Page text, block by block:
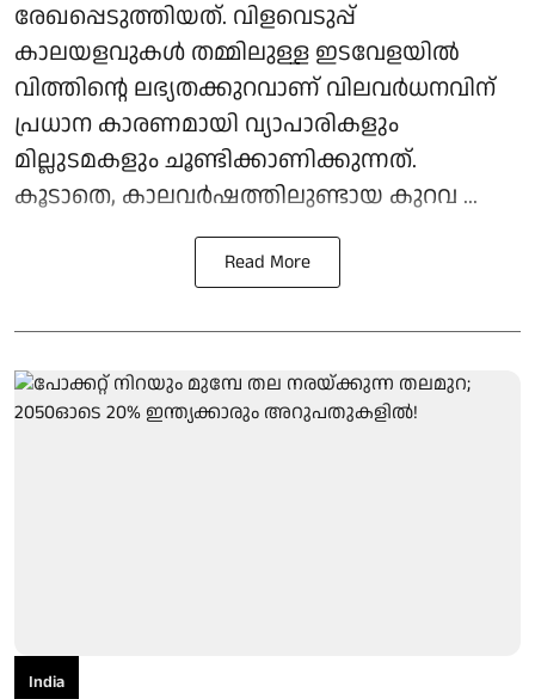
രേഖപ്പെടുത്തിയത്. വിളവെടുപ്പ്
കാലയളവുകള്‍ തമ്മിലുള്ള ഇടവേളയില്‍
വിത്തിന്റെ ലഭ്യതക്കുറവാണ് വിലവര്‍ധനവിന്
പ്രധാന കാരണമായി വ്യാപാരികളും
മില്ലുടമകളും ചൂണ്ടിക്കാണിക്കുന്നത്.
കൂടാതെ, കാലവര്‍ഷത്തിലുണ്ടായ കുറവ ...
Read More
India